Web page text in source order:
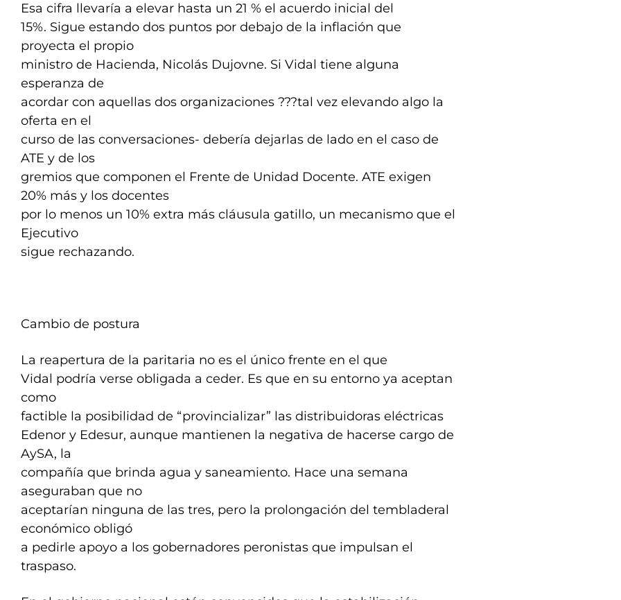
Esa cifra llevaría a elevar hasta un 21 % el acuerdo inicial del
15%. Sigue estando dos puntos por debajo de la inflación que
proyecta el propio
ministro de Hacienda, Nicolás Dujovne. Si Vidal tiene alguna
esperanza de
acordar con aquellas dos organizaciones ???tal vez elevando algo la
oferta en el
curso de las conversaciones- debería dejarlas de lado en el caso de
ATE y de los
gremios que componen el Frente de Unidad Docente. ATE exigen
20% más y los docentes
por lo menos un 10% extra más cláusula gatillo, un mecanismo que el
Ejecutivo
sigue rechazando.
Cambio de postura
La reapertura de la paritaria no es el único frente en el que
Vidal podría verse obligada a ceder. Es que en su entorno ya aceptan
como
factible la posibilidad de “provincializar” las distribuidoras eléctricas
Edenor y Edesur, aunque mantienen la negativa de hacerse cargo de
AySA, la
compañía que brinda agua y saneamiento. Hace una semana
aseguraban que no
aceptarían ninguna de las tres, pero la prolongación del tembladeral
económico obligó
a pedirle apoyo a los gobernadores peronistas que impulsan el
traspaso.